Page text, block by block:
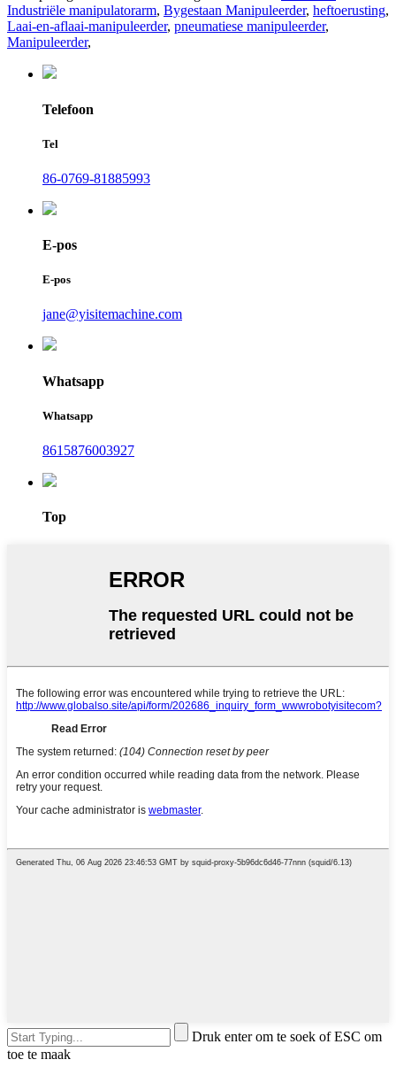
Industriële manipulatorarm, Bygestaan ​​Manipuleerder, heftoerusting,
Laai-en-aflaai-manipuleerder, pneumatiese manipuleerder,
Manipuleerder,
Telefoon
Tel
86-0769-81885993
E-pos
E-pos
jane@yisitemachine.com
Whatsapp
Whatsapp
8615876003927
Top
Druk enter om te soek of ESC om
toe te maak